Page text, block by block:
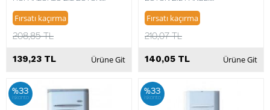
Fırsatı kaçırma
208,85 TL
139,23 TL Ürüne Git
Fırsatı kaçırma
210,07 TL
140,05 TL Ürüne Git
%33
iskonto
%33
iskonto